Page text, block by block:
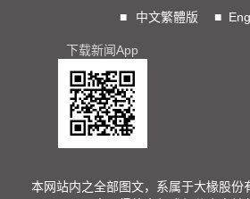
■
中文繁體版 ■
下载新闻App
本网站内之全部图文，系属于大椽股份